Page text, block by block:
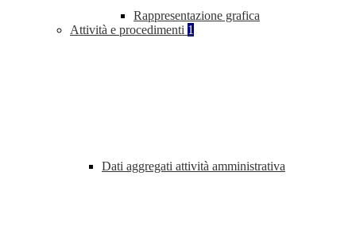
Rappresentazione grafica
Attività e procedimenti 1
Dati aggregati attività amministrativa